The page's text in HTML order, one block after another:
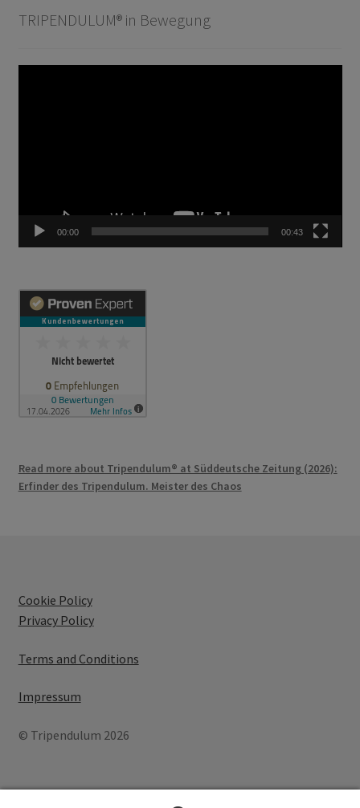
TRIPENDULUM® in Bewegung
00:00 00:43
Read more about Tripendulum® at Süddeutsche Zeitung (2026):
Erfinder des Tripendulum. Meister des Chaos
Cookie Policy
Privacy Policy
Terms and Conditions
Impressum
© Tripendulum 2026